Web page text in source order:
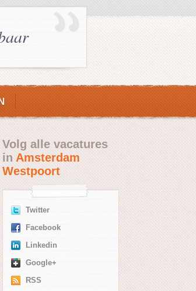
Volg alle vacatures
inAmsterdam
Westpoort
Twitter
Facebook
Linkedin
Google+
RSS